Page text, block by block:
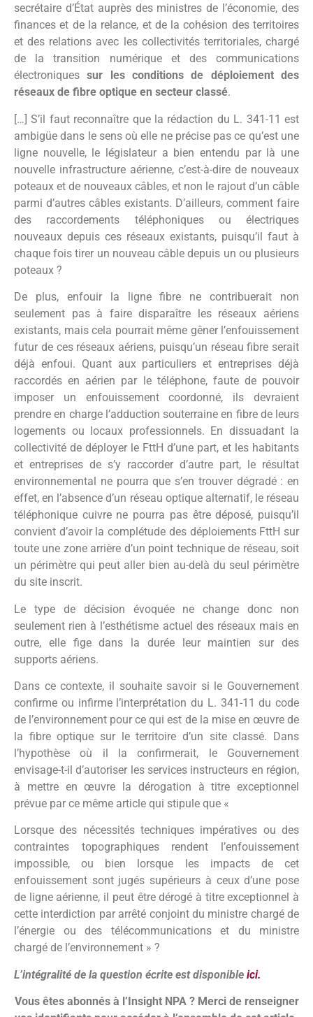
secrétaire d’État auprès des ministres de l’économie, des
finances et de la relance, et de la cohésion des territoires
et des relations avec les collectivités territoriales, chargé
de la transition numérique et des communications
électroniquessur les conditions de déploiement des
réseaux de fibre optique en secteur classé.
[…] S’il faut reconnaître que la rédaction du L. 341-11 est
ambigüe dans le sens où elle ne précise pas ce qu’est une
ligne nouvelle, le législateur a bien entendu par là une
nouvelle infrastructure aérienne, c’est-à-dire de nouveaux
poteaux et de nouveaux câbles, et non le rajout d’un câble
parmi d’autres câbles existants. D’ailleurs, comment faire
des raccordements téléphoniques ou électriques
nouveaux depuis ces réseaux existants, puisqu’il faut à
chaque fois tirer un nouveau câble depuis un ou plusieurs
poteaux ?
De plus, enfouir la ligne fibre ne contribuerait non
seulement pas à faire disparaître les réseaux aériens
existants, mais cela pourrait même gêner l’enfouissement
futur de ces réseaux aériens, puisqu’un réseau fibre serait
déjà enfoui. Quant aux particuliers et entreprises déjà
raccordés en aérien par le téléphone, faute de pouvoir
imposer un enfouissement coordonné, ils devraient
prendre en charge l’adduction souterraine en fibre de leurs
logements ou locaux professionnels. En dissuadant la
collectivité de déployer le FttH d’une part, et les habitants
et entreprises de s’y raccorder d’autre part, le résultat
environnemental ne pourra que s’en trouver dégradé : en
effet, en l’absence d’un réseau optique alternatif, le réseau
téléphonique cuivre ne pourra pas être déposé, puisqu’il
convient d’avoir la complétude des déploiements FttH sur
toute une zone arrière d’un point technique de réseau, soit
un périmètre qui peut aller bien au-delà du seul périmètre
du site inscrit.
Le type de décision évoquée ne change donc non
seulement rien à l’esthétisme actuel des réseaux mais en
outre, elle fige dans la durée leur maintien sur des
supports aériens.
Dans ce contexte, il souhaite savoir si le Gouvernement
confirme ou infirme l’interprétation du L. 341-11 du code
de l’environnement pour ce qui est de la mise en œuvre de
la fibre optique sur le territoire d’un site classé. Dans
l’hypothèse où il la confirmerait, le Gouvernement
envisage-t-il d’autoriser les services instructeurs en région,
à mettre en œuvre la dérogation à titre exceptionnel
prévue par ce même article qui stipule que «
Lorsque des nécessités techniques impératives ou des
contraintes topographiques rendent l’enfouissement
impossible, ou bien lorsque les impacts de cet
enfouissement sont jugés supérieurs à ceux d’une pose
de ligne aérienne, il peut être dérogé à titre exceptionnel à
cette interdiction par arrêté conjoint du ministre chargé de
l’énergie ou des télécommunications et du ministre
chargé de l’environnement » ?
L’intégralité de la question écrite est disponible ici.
Vous êtes abonnés à l’Insight NPA ? Merci de renseigner